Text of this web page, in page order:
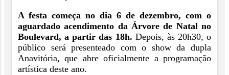
A festa começa no dia 6 de dezembro, com o
aguardado acendimento da Árvore de Natal no
Boulevard, a partir das 18h. Depois, às 20h30, o
público será presenteado com o show da dupla
Anavitória, que abre oficialmente a programação
artística deste ano.